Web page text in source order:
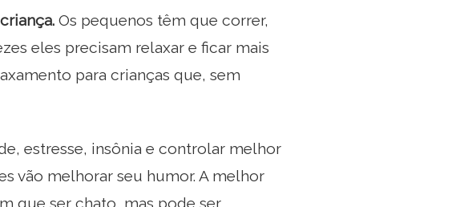
Os pequenos têm que correr,
eles precisam relaxar e ficar mais
para crianças que, sem
estresse, insônia e controlar melhor
vão melhorar seu humor. A melhor
que ser chato, mas pode ser